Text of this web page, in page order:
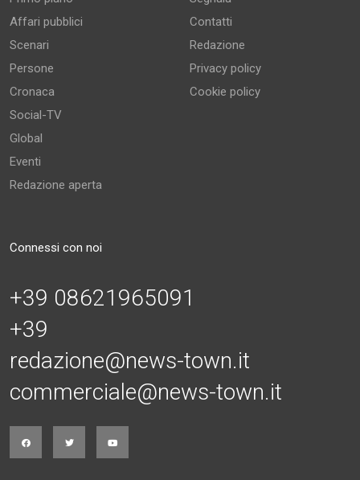
Affari pubblici
Scenari
Persone
Cronaca
Social-TV
Global
Eventi
Redazione aperta
Contatti
Redazione
Privacy policy
Cookie policy
Connessi con noi
+39 08621965091
+39
redazione@news-town.it
commerciale@news-town.it